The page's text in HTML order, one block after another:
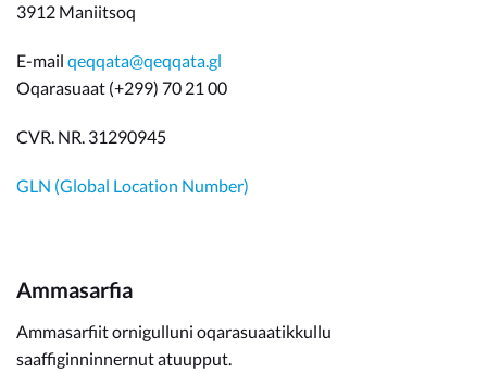
3912 Maniitsoq
E-mail qeqqata@qeqqata.gl
Oqarasuaat (+299) 70 21 00
CVR. NR. 31290945
GLN (Global Location Number)
Ammasarfia
Ammasarfiit ornigulluni oqarasuaatikkullu
saaffiginninnernut atuupput.